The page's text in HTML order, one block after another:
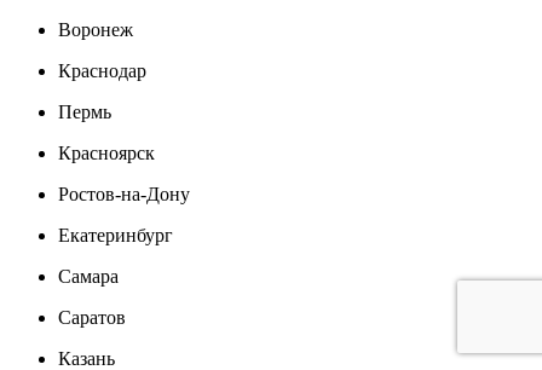
Воронеж
Краснодар
Пермь
Красноярск
Ростов-на-Дону
Екатеринбург
Самара
Саратов
Казань